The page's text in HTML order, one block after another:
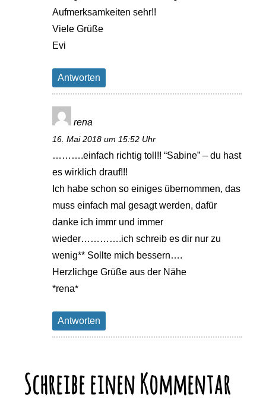
Aufmerksamkeiten sehr!!
Viele Grüße
Evi
Antworten
rena
16. Mai 2018 um 15:52 Uhr
……….einfach richtig toll!! “Sabine” – du hast
es wirklich drauf!!!
Ich habe schon so einiges übernommen, das
muss einfach mal gesagt werden, dafür
danke ich immr und immer
wieder………….ich schreib es dir nur zu
wenig** Sollte mich bessern….
Herzlichge Grüße aus der Nähe
*rena*
Antworten
Schreibe einen Kommentar